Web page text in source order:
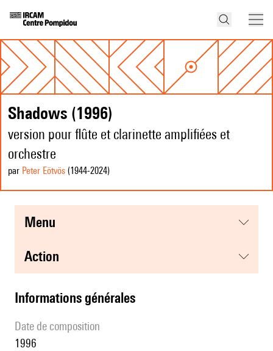
Shadows (1996)
version pour flûte et clarinette amplifiées et
orchestre
par Peter Eötvös (1944-2024)
menu
action
informations générales
date de composition
1996